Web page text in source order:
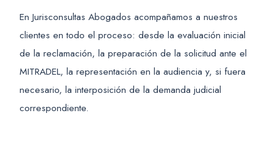
En Jurisconsultas Abogados acompañamos a nuestros
clientes en todo el proceso: desde la evaluación inicial
de la reclamación, la preparación de la solicitud ante el
MITRADEL, la representación en la audiencia y, si fuera
necesario, la interposición de la demanda judicial
correspondiente.